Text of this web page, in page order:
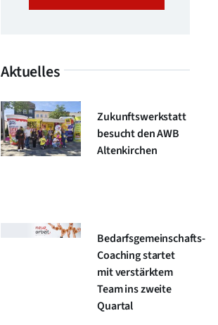
Aktuelles
Zukunftswerkstatt
besucht den AWB
Altenkirchen
Bedarfsgemeinschafts-
Coaching startet
mit verstärktem
Team ins zweite
Quartal